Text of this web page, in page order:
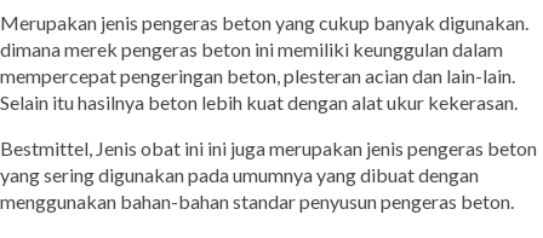
Merupakan jenis pengeras beton yang cukup banyak digunakan.
dimana merek pengeras beton ini memiliki keunggulan dalam
mempercepat pengeringan beton, plesteran acian dan lain-lain.
Selain itu hasilnya beton lebih kuat dengan alat ukur kekerasan.
Bestmittel, Jenis obat ini ini juga merupakan jenis pengeras beton
yang sering digunakan pada umumnya yang dibuat dengan
menggunakan bahan-bahan standar penyusun pengeras beton.